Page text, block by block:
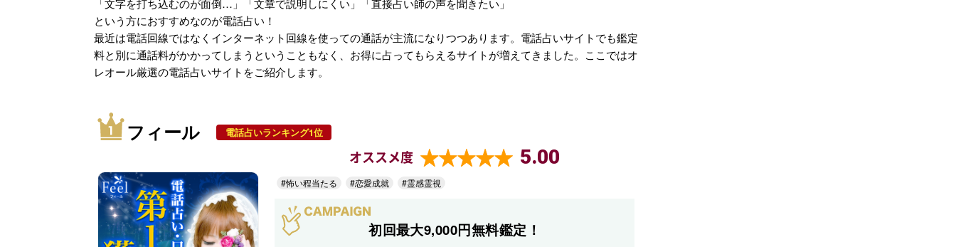
「文字を打ち込むのが面倒…」「文章で説明しにくい」「直接占い師の声を聞きたい」
という方におすすめなのが電話占い！
最近は電話回線ではなくインターネット回線を使っての通話が主流になりつつあります。電話占いサイトでも鑑定
料と別に通話料がかかってしまうということもなく、お得に占ってもらえるサイトが増えてきました。ここではオ
レオール厳選の電話占いサイトをご紹介します。
フィール 電話占いランキング1位
オススメ度 5.00
#怖い程当たる #恋愛成就 #霊感霊視
初回最大9,000円無料鑑定！